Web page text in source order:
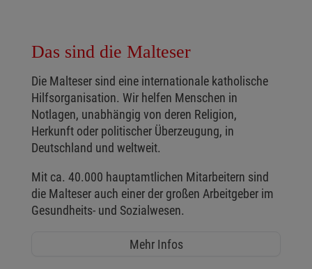
Das sind die Malteser
Die Malteser sind eine internationale katholische
Hilfsorganisation. Wir helfen Menschen in
Notlagen, unabhängig von deren Religion,
Herkunft oder politischer Überzeugung, in
Deutschland und weltweit.
Mit ca. 40.000 hauptamtlichen Mitarbeitern sind
die Malteser auch einer der großen Arbeitgeber im
Gesundheits- und Sozialwesen.
Mehr Infos